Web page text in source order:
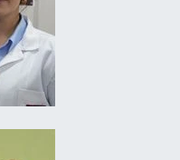
Haberleri